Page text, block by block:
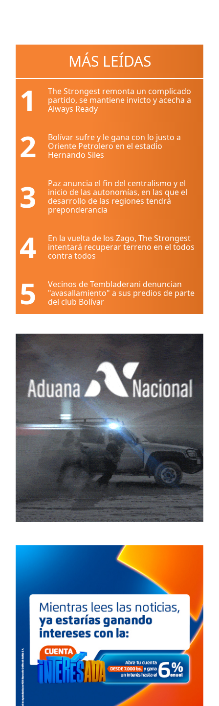
MÁS LEÍDAS
1
The Strongest remonta un complicado
partido, se mantiene invicto y acecha a
Always Ready
2
Bolívar sufre y le gana con lo justo a
Oriente Petrolero en el estadio
Hernando Siles
3
Paz anuncia el fin del centralismo y el
inicio de las autonomías, en las que el
desarrollo de las regiones tendrá
preponderancia
4
En la vuelta de los Zago, The Strongest
intentará recuperar terreno en el todos
contra todos
5
Vecinos de Tembladerani denuncian
"avasallamiento" a sus predios de parte
del club Bolívar